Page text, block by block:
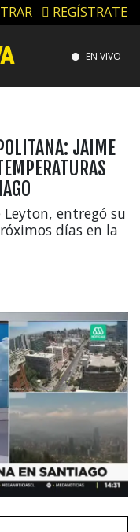
REGÍSTRATE
EN VIVO
JAIME
Leyton, entregó su
días en la